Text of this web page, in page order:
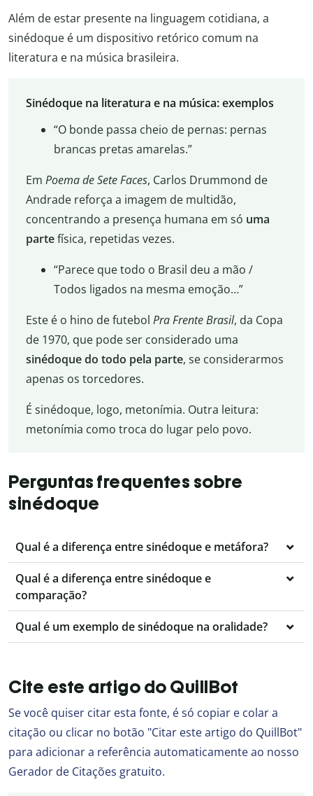
Além de estar presente na linguagem cotidiana, a
sinédoque é um dispositivo retórico comum na
literatura e na música brasileira.
Sinédoque na literatura e na música: exemplos
“O bonde passa cheio de pernas: pernas
brancas pretas amarelas.”
Em Poema de Sete Faces, Carlos Drummond de
Andrade reforça a imagem de multidão,
concentrando a presença humana em só uma
partefísica, repetidas vezes.
“Parece que todo o Brasil deu a mão /
Todos ligados na mesma emoção…”
Este é o hino de futebol Pra Frente Brasil, da Copa
de 1970, que pode ser considerado uma
sinédoque do todo pela parte, se considerarmos
apenas os torcedores.
É sinédoque, logo, metonímia. Outra leitura:
metonímia como troca do lugar pelo povo.
Perguntas frequentes sobre
sinédoque
Qual é a diferença entre sinédoque e metáfora?
Qual é a diferença entre sinédoque e
comparação?
Qual é um exemplo de sinédoque na oralidade?
Cite este artigo do QuillBot
Se você quiser citar esta fonte, é só copiar e colar a
citação ou clicar no botão "Citar este artigo do QuillBot"
para adicionar a referência automaticamente ao nosso
Gerador de Citações gratuito.